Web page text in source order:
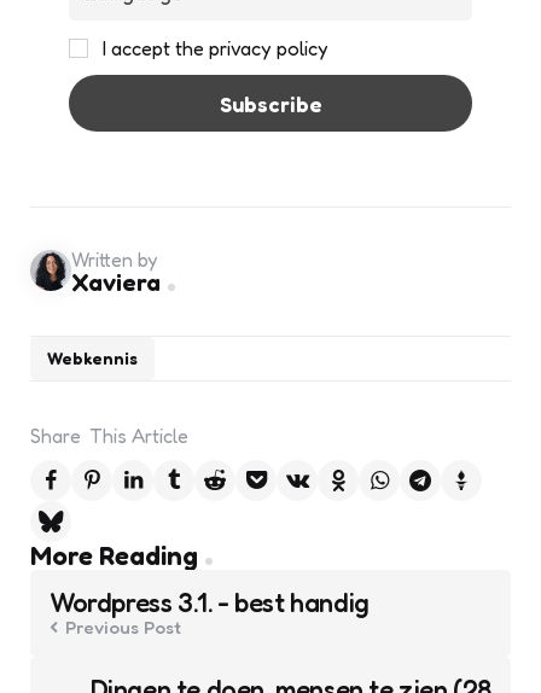
I accept the privacy policy
Webkennis
Written by
Xaviera
Share This Article
More Reading
Post
navigation
Wordpress 3.1. - best handig
Previous Post